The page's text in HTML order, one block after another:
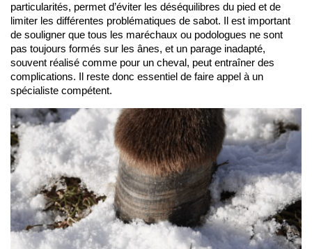
particularités, permet d’éviter les déséquilibres du pied et de
limiter les différentes problématiques de sabot. Il est important
de souligner que tous les maréchaux ou podologues ne sont
pas toujours formés sur les ânes, et un parage inadapté,
souvent réalisé comme pour un cheval, peut entraîner des
complications. Il reste donc essentiel de faire appel à un
spécialiste compétent.